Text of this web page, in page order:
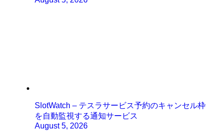
SlotWatch – テスラサービス予約のキャンセル枠
を自動監視する通知サービス
August 5, 2026